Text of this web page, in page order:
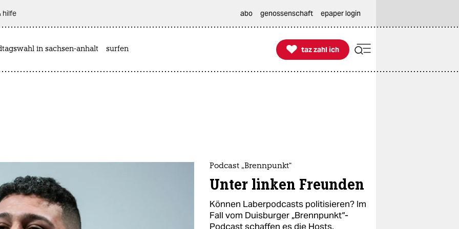
hilfe abo genossenschaft epaper login
in sachsen-anhalt surfen 
taz zahl ich
taz zahl ich
Podcast „Brennpunkt“
Unter linken Freunden
Können Laberpodcasts politisieren? Im
Fall vom Duisburger „Brennpunkt“-
Podcast schaffen es die Hosts,